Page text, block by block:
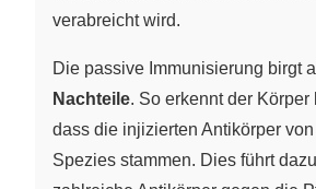
verabreicht wird.
Die passive Immunisierung birgt
Nachteile. So erkennt der
dass die injizierten Antikörper
Spezies stammen. Dies führt